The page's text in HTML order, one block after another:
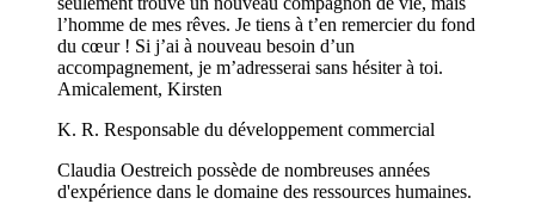
l’homme de mes rêves. Je tiens à t’en remercier du fond
du cœur ! Si j’ai à nouveau besoin d’un
accompagnement, je m’adresserai sans hésiter à toi.
Amicalement, Kirsten
K. R. Responsable du développement commercial
Claudia Oestreich possède de nombreuses années
d'expérience dans le domaine des ressources humaines.